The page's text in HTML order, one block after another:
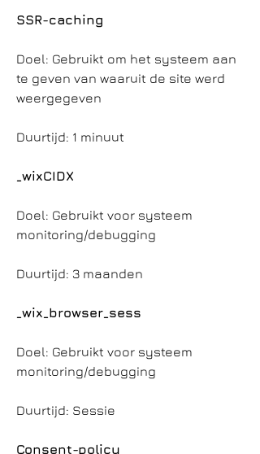
SSR-caching
Doel: Gebruikt om het systeem aan
te geven van waaruit de site werd
weergegeven
Duurtijd: 1 minuut
_wixCIDX
Doel: Gebruikt voor systeem
monitoring/debugging
Duurtijd: 3 maanden
_wix_browser_sess
Doel: Gebruikt voor systeem
monitoring/debugging
Duurtijd: Sessie
Consent-policy